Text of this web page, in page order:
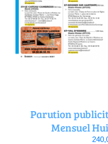
Parution
Mensuel